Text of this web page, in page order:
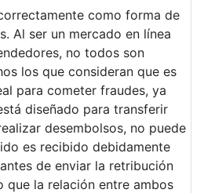
como forma de
Al ser un mercado en línea
no todos son
los que consideran que es
para cometer fraudes, ya
diseñado para transferir
desembolsos, no puede
es recibido debidamente
de enviar la retribución
que la relación entre ambos